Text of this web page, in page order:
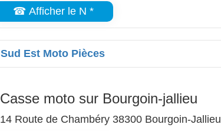
☎ Afficher le N *
Sud Est Moto Pièces
Casse moto sur Bourgoin-jallieu
14 Route de Chambéry 38300 Bourgoin-Jallieu